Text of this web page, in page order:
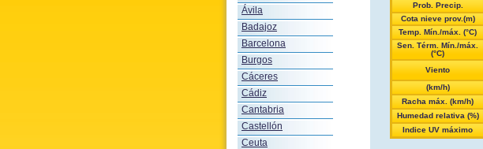
Ávila
Badajoz
Barcelona
Burgos
Cáceres
Cádiz
Cantabria
Castellón
Ceuta
Prob. Precip.
Cota nieve prov.(m)
Temp. Mín./máx. (°C)
Sen. Térm. Mín./máx.
(°C)
Viento
(km/h)
Racha máx. (km/h)
Humedad relativa (%)
Indice UV máximo